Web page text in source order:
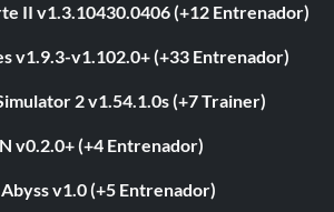
II v1.3.10430.0406 (+12 Entrenador)
v1.9.3-v1.102.0+ (+33 Entrenador)
2 v1.54.1.0s (+7 Trainer)
v0.2.0+ (+4 Entrenador)
v1.0 (+5 Entrenador)